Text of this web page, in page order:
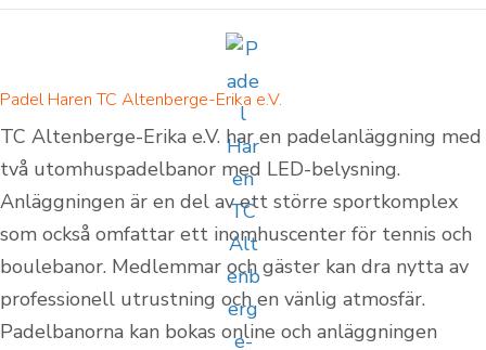
Padel Haren TC Altenberge-Erika e.V.
TC Altenberge-Erika e.V. har en padelanläggning med
två utomhuspadelbanor med LED-belysning.
Anläggningen är en del av ett större sportkomplex
som också omfattar ett inomhuscenter för tennis och
boulebanor. Medlemmar och gäster kan dra nytta av
professionell utrustning och en vänlig atmosfär.
Padelbanorna kan bokas online och anläggningen